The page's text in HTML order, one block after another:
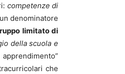
competenze di
denominatore
limitato di
della scuola e
che